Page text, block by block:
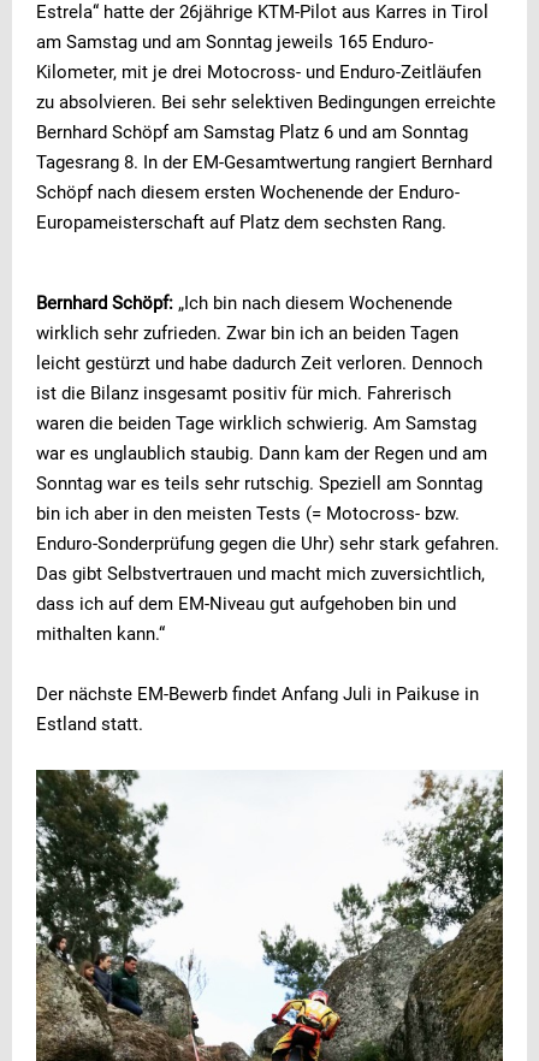
Estrela“ hatte der 26jährige KTM-Pilot aus Karres in Tirol
am Samstag und am Sonntag jeweils 165 Enduro-
Kilometer, mit je drei Motocross- und Enduro-Zeitläufen
zu absolvieren. Bei sehr selektiven Bedingungen erreichte
Bernhard Schöpf am Samstag Platz 6 und am Sonntag
Tagesrang 8. In der EM-Gesamtwertung rangiert Bernhard
Schöpf nach diesem ersten Wochenende der Enduro-
Europameisterschaft auf Platz dem sechsten Rang.
Bernhard Schöpf: „Ich bin nach diesem Wochenende
wirklich sehr zufrieden. Zwar bin ich an beiden Tagen
leicht gestürzt und habe dadurch Zeit verloren. Dennoch
ist die Bilanz insgesamt positiv für mich. Fahrerisch
waren die beiden Tage wirklich schwierig. Am Samstag
war es unglaublich staubig. Dann kam der Regen und am
Sonntag war es teils sehr rutschig. Speziell am Sonntag
bin ich aber in den meisten Tests (= Motocross- bzw.
Enduro-Sonderprüfung gegen die Uhr) sehr stark gefahren.
Das gibt Selbstvertrauen und macht mich zuversichtlich,
dass ich auf dem EM-Niveau gut aufgehoben bin und
mithalten kann.“
Der nächste EM-Bewerb findet Anfang Juli in Paikuse in
Estland statt.